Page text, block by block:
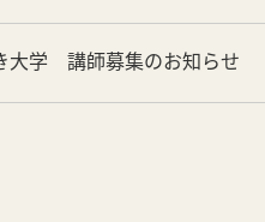
大学 講師募集のお知らせ